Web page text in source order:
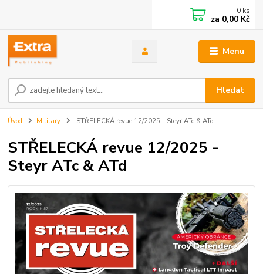
Menu
Hledat
0 ks
za 0,00 Kč
Úvod Military STŘELECKÁ revue 12/2025 - Steyr ATc & ATd
STŘELECKÁ revue 12/2025 -
Steyr ATc & ATd